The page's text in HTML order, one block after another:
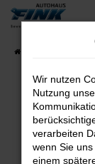
Zum
springen
Beim Laden
Hier sind
Wir nutzen
Nutzung
verarbeiten
wenn Sie
einem